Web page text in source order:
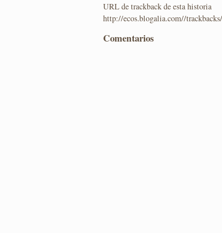
URL de trackback de esta historia
http://ecos.blogalia.com//
Comentarios